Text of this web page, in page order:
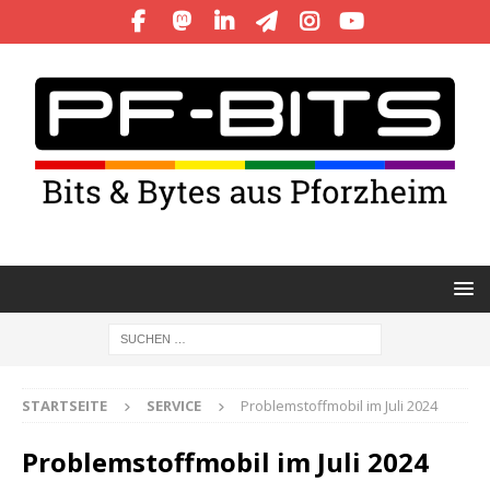
STARTSEITE SERVICE Problemstoffmobil im Juli 2024
Problemstoffmobil im Juli 2024